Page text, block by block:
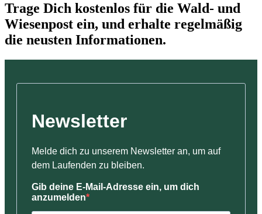
Trage Dich kostenlos für die Wald- und
Wiesenpost ein, und erhalte regelmäßig
die neusten Informationen.